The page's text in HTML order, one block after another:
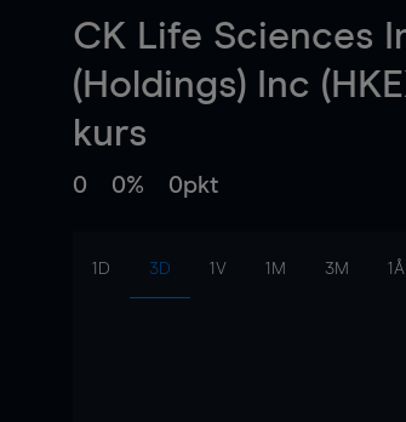
CK Life Sciences
(Holdings) Inc
kurs
0 0% 0pkt
1D 3D 1V 1M 3M